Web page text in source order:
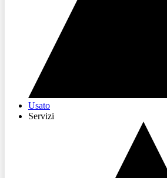
Usato
Servizi